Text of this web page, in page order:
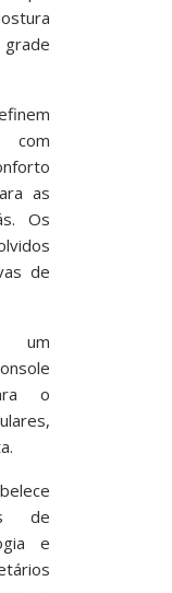
com
as
Os
de
um
o
de
e